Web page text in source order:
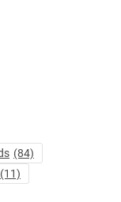
(84)
(11)